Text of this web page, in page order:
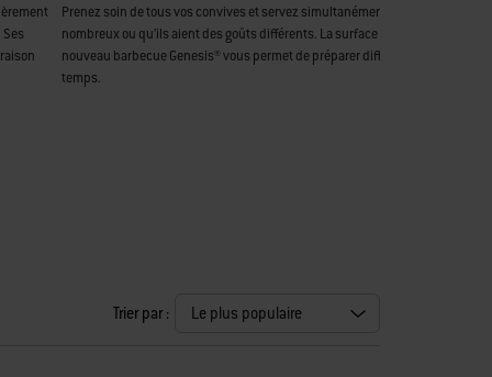
Prenez soin de tous vos convives et servez simultanément, qu’ils soient très
nombreux ou qu’ils aient des goûts différents. La surface de cuisson
nouveau barbecue Genesis® vous permet de préparer différents plats en
temps.
Trier par :